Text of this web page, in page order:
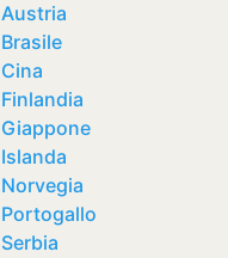
Austria
Brasile
Cina
Finlandia
Giappone
Islanda
Norvegia
Portogallo
Serbia